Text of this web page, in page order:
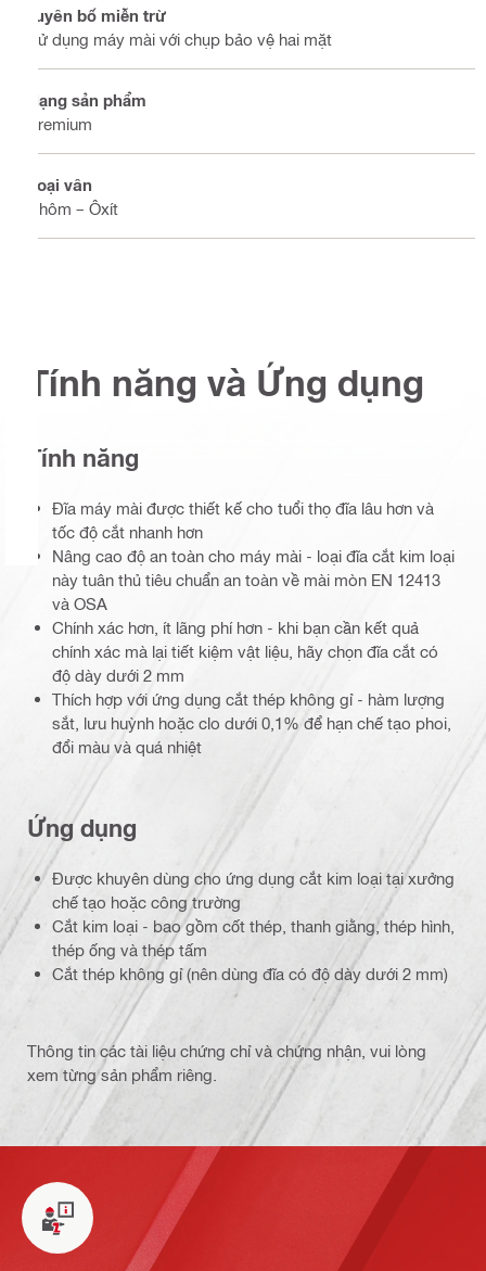
Tuyên bố miễn trừ
Sử dụng máy mài với chụp bảo vệ hai mặt
Hạng sản phẩm
Premium
Loại vân
Nhôm – Ôxít
Tính năng và Ứng dụng
Tính năng
Đĩa máy mài được thiết kế cho tuổi thọ đĩa lâu hơn và
tốc độ cắt nhanh hơn
Nâng cao độ an toàn cho máy mài - loại đĩa cắt kim loại
này tuân thủ tiêu chuẩn an toàn về mài mòn EN 12413
và OSA
Chính xác hơn, ít lãng phí hơn - khi bạn cần kết quả
chính xác mà lại tiết kiệm vật liệu, hãy chọn đĩa cắt có
độ dày dưới 2 mm
Thích hợp với ứng dụng cắt thép không gỉ - hàm lượng
sắt, lưu huỳnh hoặc clo dưới 0,1% để hạn chế tạo phoi,
đổi màu và quá nhiệt
Ứng dụng
Được khuyên dùng cho ứng dụng cắt kim loại tại xưởng
chế tạo hoặc công trường
Cắt kim loại - bao gồm cốt thép, thanh giằng, thép hình,
thép ống và thép tấm
Cắt thép không gỉ (nên dùng đĩa có độ dày dưới 2 mm)
Thông tin các tài liệu chứng chỉ và chứng nhận, vui lòng
xem từng sản phẩm riêng.